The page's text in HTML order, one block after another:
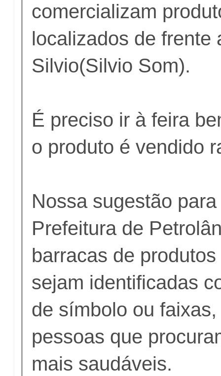
comercializam
localizados de frente
Silvio(Silvio Som).
É preciso ir à feira
o produto é vendido
Nossa sugestão
Prefeitura de
barracas de
sejam identificadas
de símbolo ou
pessoas que
mais saudáveis.